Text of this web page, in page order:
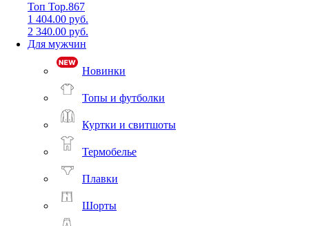
Топ Top.867
1 404.00 руб.
2 340.00 руб.
Для мужчин
Новинки
Топы и футболки
Куртки и свитшоты
Термобелье
Плавки
Шорты